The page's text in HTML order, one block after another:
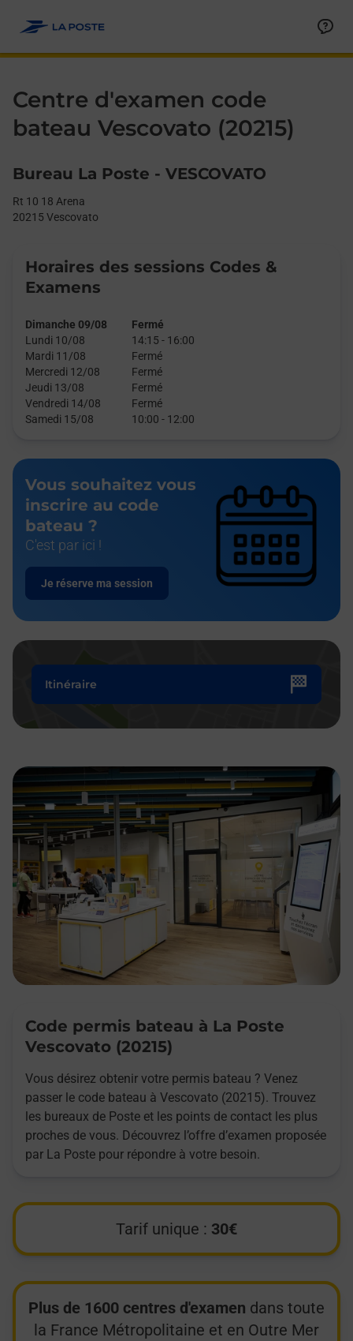
Centre d'examen code
bateau Vescovato (20215)
Bureau La Poste - VESCOVATO
Rt 10 18 Arena
20215 Vescovato
Horaires des sessions Codes &
Examens
Dimanche 09/08
Fermé
Lundi 10/08
14:15 - 16:00
Mardi 11/08
Fermé
Mercredi 12/08
Fermé
Jeudi 13/08
Fermé
Vendredi 14/08
Fermé
Samedi 15/08
10:00 - 12:00
Vous souhaitez vous
inscrire au code
bateau ?
C'est par ici !
Je réserve ma session
Itinéraire
Code permis bateau à La Poste
Vescovato (20215)
Vous désirez obtenir votre permis bateau ? Venez
passer le code bateau à Vescovato (20215). Trouvez
les bureaux de Poste et les points de contact les plus
proches de vous. Découvrez l’offre d’examen proposée
par La Poste pour répondre à votre besoin.
Tarif unique : 30€
Plus de 1600 centres d'examen dans toute
la France Métropolitaine et en Outre Mer